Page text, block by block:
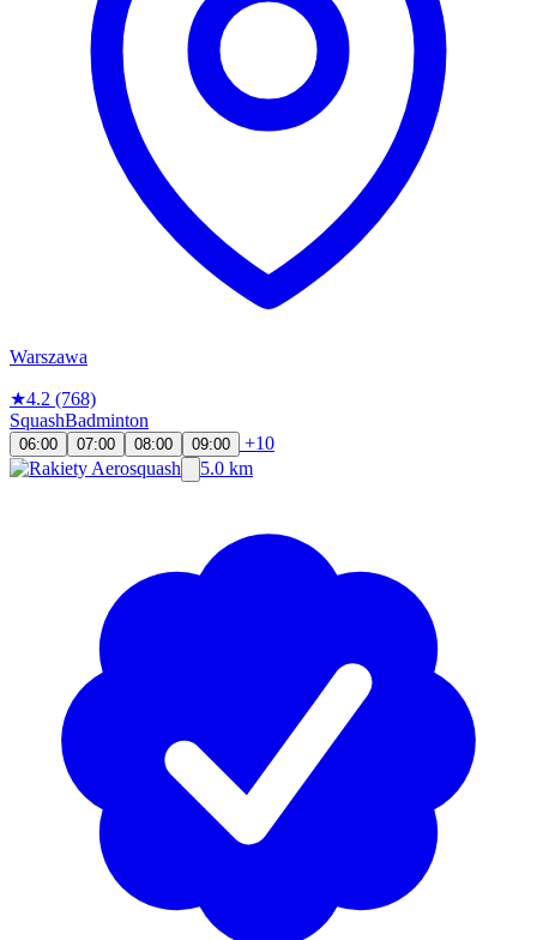
Warszawa
★4.2 (768)
SquashBadminton
06:00 07:00 08:00 09:00
+10
5.0 km